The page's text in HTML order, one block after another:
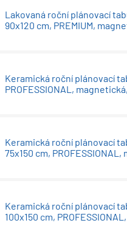
Lakovaná roční plánovací
90x120 cm, PREMIUM,
Keramická roční plánovací
PROFESSIONAL,
Keramická roční plánovací
75x150 cm,
Keramická roční plánovací
100x150 cm,